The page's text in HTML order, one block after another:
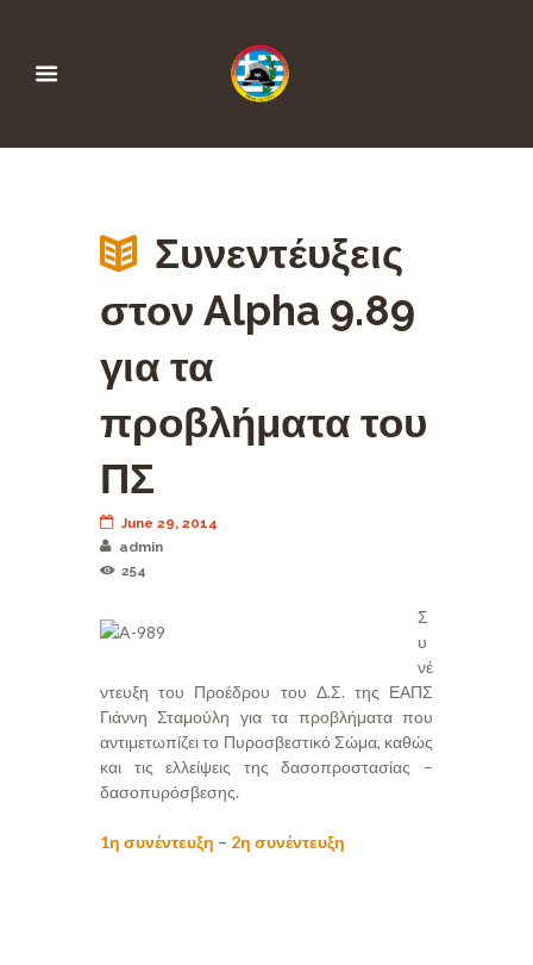
Συνεντέυξεις
στον Alpha 9.89
για τα
προβλήματα του
ΠΣ
June 29, 2014
admin
254
Σ
υ
νέ
ντευξη του Προέδρου του Δ.Σ. της ΕΑΠΣ
Γιάννη Σταμούλη για τα προβλήματα που
αντιμετωπίζει το Πυροσβεστικό Σώμα, καθώς
και τις ελλείψεις της δασοπροστασίας –
δασοπυρόσβεσης.
1η συνέντευξη – 2η συνέντευξη